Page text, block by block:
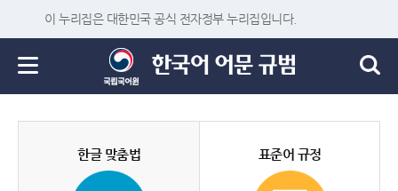
이 누리집은 대한민국 공식 전자정부 누리집입니다.
한글 맞춤법 표준어 규정